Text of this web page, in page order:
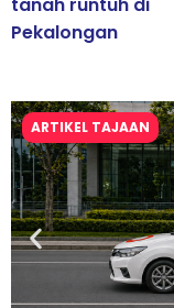
Pekalongan
ARTIKEL TAJAAN